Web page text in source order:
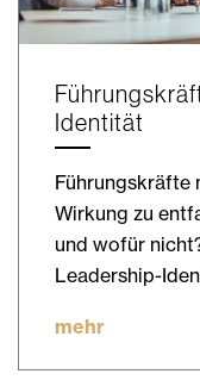
Identität
Führungskräfte
Wirkung zu
und wofür
Leadership-
mehr